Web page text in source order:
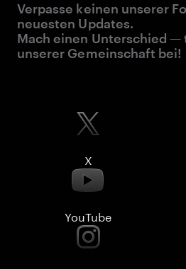
Verpasse keinen unserer
neuesten Updates.
Mach einen Unterschied
unserer Gemeinschaft bei!
X
YouTube